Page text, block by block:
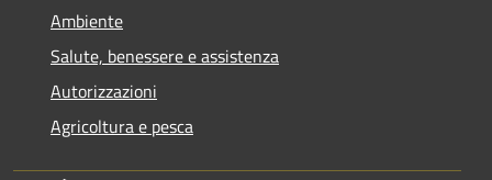
Ambiente
Salute, benessere e assistenza
Autorizzazioni
Agricoltura e pesca